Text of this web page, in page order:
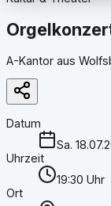
A-Kantor aus
Datum
Sa.
Uhrzeit
19:30 Uhr
Ort